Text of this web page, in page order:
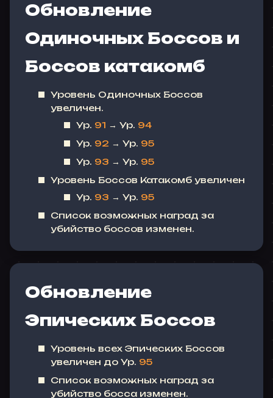
Обновление
Одиночных Боссов и
Боссов катакомб
Уровень Одиночных Боссов
увеличен.
Ур. 91 → Ур. 94
Ур. 92 → Ур. 95
Ур. 93 → Ур. 95
Уровень Боссов Катакомб увеличен
Ур. 93 → Ур. 95
Список возможных наград за
убийство боссов изменен.
Обновление
Эпических Боссов
Уровень всех Эпических Боссов
увеличен до Ур. 95
Список возможных наград за
убийство босса изменен.